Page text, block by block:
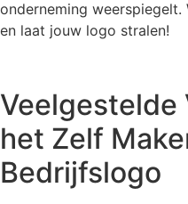
onderneming weerspiegelt.
en laat jouw logo stralen!
Veelgestelde
het Zelf
Bedrijfslogo